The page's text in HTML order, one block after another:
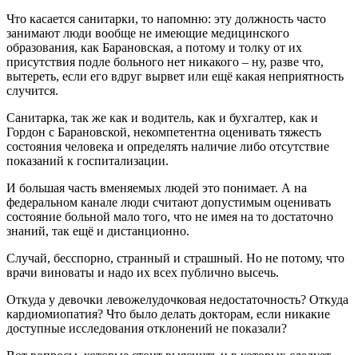
Что касается санитарки, то напомню: эту должность часто
занимают люди вообще не имеющие медицинского
образования, как Барановская, а потому и толку от их
присутствия подле больного нет никакого – ну, разве что,
вытереть, если его вдруг вырвет или ещё какая неприятность
случится.
Санитарка, так же как и водитель, как и бухгалтер, как и
Гордон с Барановской, некомпетентна оценивать тяжесть
состояния человека и определять наличие либо отсутствие
показаний к госпитализации.
И большая часть вменяемых людей это понимает. А на
федеральном канале люди считают допустимым оценивать
состояние больной мало того, что не имея на то достаточно
знаний, так ещё и дистанционно.
Случай, бесспорно, странный и страшный. Но не потому, что
врачи виноваты и надо их всех публично высечь.
Откуда у девочки левожелудочковая недостаточность? Откуда
кардиомиопатия? Что было делать докторам, если никакие
доступные исследования отклонений не показали?